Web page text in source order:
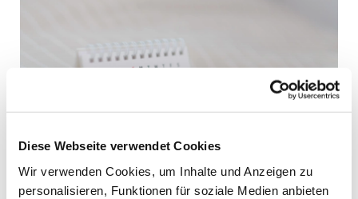
Diese Webseite verwendet Cookies
Wir verwenden Cookies, um Inhalte und Anzeigen zu
personalisieren, Funktionen für soziale Medien anbieten